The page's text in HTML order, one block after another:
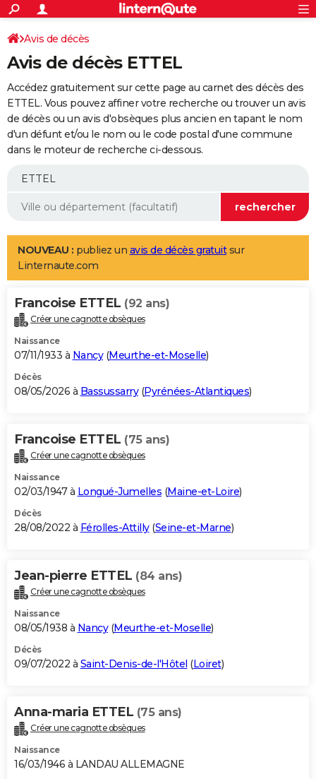
ACTUALITÉS
Politique
Société
Faits Divers
Education
Monde
Villes
+
SPORT
Coupe du monde 2026
Football
Tennis
Cyclisme
Rugby
Forum
Programme TV
TNT
Streaming
Cinéma
Sorties cinéma
Musique
+
FINANCE
Retraite
Impôts
Epargne
Immobilier
Risques naturels par ville
Banque
Assurance
Crédit
AUTO
Essais
Réserver un essai
Citadines
Berlines
SUV
Forum auto
+
Mobiles
Meilleur smartphone
Internet
Ordinateurs
Jeux vidéo
Guide high-tech
Aménagement intérieur
LIFESTYLE
Art de vivre
Bien-être
Loisirs
Mode
Modes de vie
Alimentation
Guide de la santé
Maladies
Médicaments
Sommeil
VOYAGE
Destinations
City break
Voyage nature
Voyage de noces
Forum
Climat
+PHOTO
GUIDES D'ACHAT
BONS PLANS
Carte de Noël
Carte Bonne année
Carte Saint-Valentin
Carte Pâques
Carte d'anniversaire
DICTIONNAIRE
Dictionnaire
Biographies
Citations
Expressions
Proverbes
PROGRAMME TV
S'inscrire
Se connecter
Lycées
Collèges
Primaires
Universités
Entreprises
Service militaire
Avis de recherche
AVIS DE DÉCÈS
Bricolage
Lifestyle
Culture
Sport
Auto
Television
Voyage
Cinema
Avis de décès
Avis de décès ETTEL
Accédez gratuitement sur cette page au carnet des décès des
ETTEL. Vous pouvez affiner votre recherche ou trouver un avis
de décès ou un avis d'obsèques plus ancien en tapant le nom
d'un défunt et/ou le nom ou le code postal d'une commune
dans le moteur de recherche ci-dessous.
NOUVEAU : publiez un avis de décès gratuitsur
Linternaute.com
Francoise ETTEL (92 ans)
Créer une cagnotte obsèques
Naissance
07/11/1933 à Nancy(Meurthe-et-Moselle)
Décès
08/05/2026 à Bassussarry(Pyrénées-Atlantiques)
Francoise ETTEL (75 ans)
Créer une cagnotte obsèques
Naissance
02/03/1947 à Longué-Jumelles (Maine-et-Loire)
Décès
28/08/2022 à Férolles-Attilly(Seine-et-Marne)
Jean-pierre ETTEL (84 ans)
Créer une cagnotte obsèques
Naissance
08/05/1938 à Nancy(Meurthe-et-Moselle)
Décès
09/07/2022 à Saint-Denis-de-l'Hôtel (Loiret)
Anna-maria ETTEL (75 ans)
Créer une cagnotte obsèques
Naissance
16/03/1946 à LANDAU ALLEMAGNE